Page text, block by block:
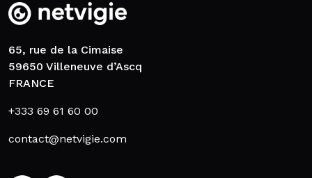
65, rue de la Cimaise
59650 Villeneuve d’Ascq
FRANCE
+333 69 61 60 00
contact@netvigie.com